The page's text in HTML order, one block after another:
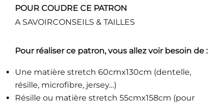
POUR COUDRE CE PATRON
A SAVOIRCONSEILS & TAILLES
Pour réaliser ce patron, vous allez voir besoin de :
Une matière stretch 60cmx130cm (dentelle,
résille, microfibre, jersey…)
Résille ou matière stretch 55cmx158cm (pour